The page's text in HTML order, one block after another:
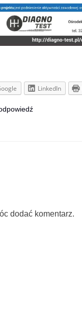
LinkedIn
dodać komentarz.